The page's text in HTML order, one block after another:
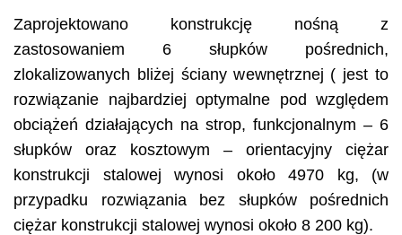
Zaprojektowano konstrukcję nośną z
zastosowaniem 6 słupków pośrednich,
zlokalizowanych bliżej ściany wewnętrznej ( jest to
rozwiązanie najbardziej optymalne pod względem
obciążeń działających na strop, funkcjonalnym – 6
słupków oraz kosztowym – orientacyjny ciężar
konstrukcji stalowej wynosi około 4970 kg, (w
przypadku rozwiązania bez słupków pośrednich
ciężar konstrukcji stalowej wynosi około 8 200 kg).